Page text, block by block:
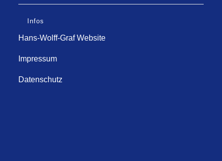
Infos
Hans-Wolff-Graf Website
Impressum
Datenschutz